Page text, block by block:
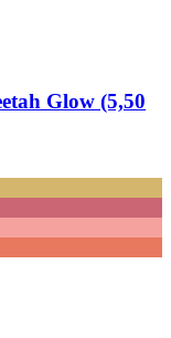
Glow (5,50